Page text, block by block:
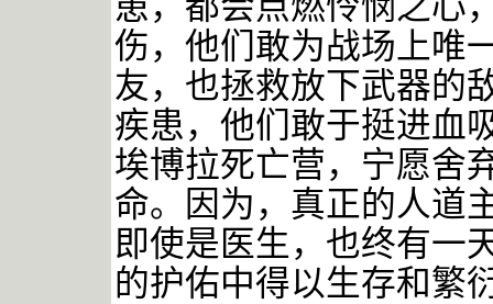
伤，他们敢为战场上唯
友，也拯救放下武器的
疾患，他们敢于挺进血
埃博拉死亡营，宁愿舍
命。因为，真正的人道
即使是医生，也终有一
的护佑中得以生存和繁